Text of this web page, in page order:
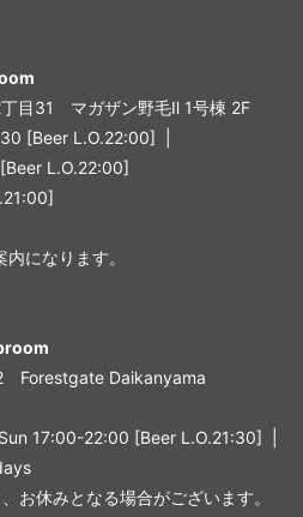
目31 マガザン野毛Ⅱ 1号棟 2F
[Beer L.O.22:00] |
L.O.22:00]
になります。
Forestgate Daikanyama
17:00-22:00 [Beer L.O.21:30] |
お休みとなる場合がございます。